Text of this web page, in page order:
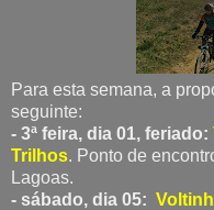
Para esta semana, a
seguinte:
- 3ª feira, dia 01, feriado:
Trilhos. Ponto de
Lagoas.
- sábado, dia 05: